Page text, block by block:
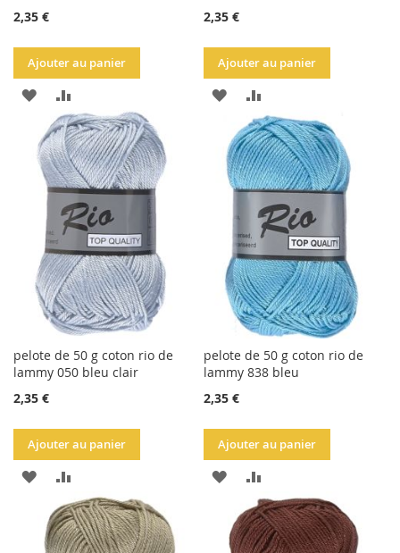
2,35 €
Ajouter au panier
AJOUTER
LA
LISTE
D'ACHATS
AU
COMPARATEUR
2,35 €
Ajouter au panier
AJOUTER
LA
LISTE
D'ACHATS
AU
COMPARATEUR
pelote de 50 g coton rio de
lammy 050 bleu clair
2,35 €
Ajouter au panier
AJOUTER
LA
AU
COMPARATEUR
pelote de 50 g coton rio de
lammy 838 bleu
2,35 €
Ajouter au panier
AJOUTER
LA
AU
COMPARATEUR